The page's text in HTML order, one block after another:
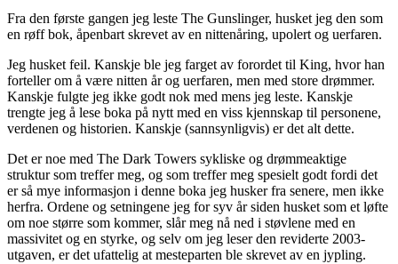
Fra den første gangen jeg leste The Gunslinger, husket jeg den som
en røff bok, åpenbart skrevet av en nittenåring, upolert og uerfaren.
Jeg husket feil. Kanskje ble jeg farget av forordet til King, hvor han
forteller om å være nitten år og uerfaren, men med store drømmer.
Kanskje fulgte jeg ikke godt nok med mens jeg leste. Kanskje
trengte jeg å lese boka på nytt med en viss kjennskap til personene,
verdenen og historien. Kanskje (sannsynligvis) er det alt dette.
Det er noe med The Dark Towers sykliske og drømmeaktige
struktur som treffer meg, og som treffer meg spesielt godt fordi det
er så mye informasjon i denne boka jeg husker fra senere, men ikke
herfra. Ordene og setningene jeg for syv år siden husket som et løfte
om noe større som kommer, slår meg nå ned i støvlene med en
massivitet og en styrke, og selv om jeg leser den reviderte 2003-
utgaven, er det ufattelig at mesteparten ble skrevet av en jypling.